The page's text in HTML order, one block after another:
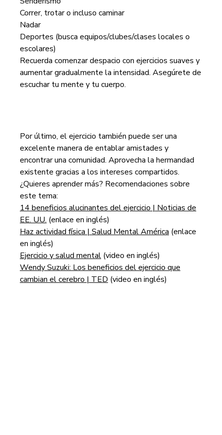
Correr, trotar o incluso caminar
Nadar
Deportes (busca equipos/clubes/clases locales o
escolares)
Recuerda comenzar despacio con ejercicios suaves y
aumentar gradualmente la intensidad. Asegúrete de
escuchar tu mente y tu cuerpo.
Por último, el ejercicio también puede ser una
excelente manera de entablar amistades y
encontrar una comunidad. Aprovecha la hermandad
existente gracias a los intereses compartidos.
¿Quieres aprender más? Recomendaciones sobre
este tema:
14 beneficios alucinantes del ejercicio | Noticias de
EE. UU. (enlace en inglés)
Haz actividad física | Salud Mental América (enlace
en inglés)
Ejercicio y salud mental (video en inglés)
Wendy Suzuki: Los beneficios del ejercicio que
cambian el cerebro | TED (video en inglés)